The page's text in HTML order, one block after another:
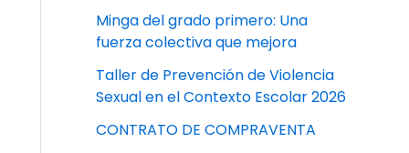
Minga del grado primero: Una
fuerza colectiva que mejora
Taller de Prevención de Violencia
Sexual en el Contexto Escolar 2026
CONTRATO DE COMPRAVENTA